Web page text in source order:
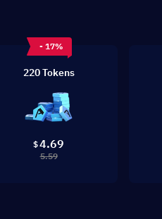
- 17%
220 Tokens
$4.69
5.59